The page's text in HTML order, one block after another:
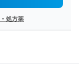
処方薬